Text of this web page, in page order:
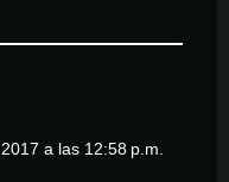
a las 12:58 p.m.